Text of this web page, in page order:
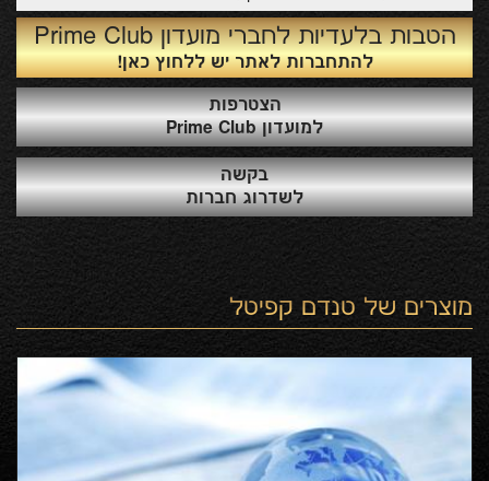
טנדם קפיטל מציעה מגוון שירותים פיננסים המותאמים לך באופן
אישי בהתבסס על צרכיך, מטרותיך ורמת הסיכון הרצויה עבורך.
כחלק מהתאמה אישית, מאפשרת לך טנדם קפיטל, לנהל את
השקעותיך דרך בנקים בישראל, ו/או דרך בנקים זרים ומובילים
בחו"ל.
השירותים שלנו כוללים: ניהול תיקי השקעות. חיסכון ארוך טווח
הכולל: קופות גמל, קרנות השתלמות, קרנות מרכזיות לפיצויים
ועוד. שירותים ללקוחות מוסדיים, תכנון השקעות ותכנון פיננסי
כולל המיועד למשפחות עתירות הון. אגד קרנות: פיזור סיכונים
והאפשרות להשקיע בשווקים אטרקטיביים בחו"ל.
הטבות בלעדיות לחברי מועדון Prime Club
להתחברות לאתר יש ללחוץ כאן!
הצטרפות
למועדון Prime Club
בקשה
לשדרוג חברות
מוצרים של טנדם קפיטל